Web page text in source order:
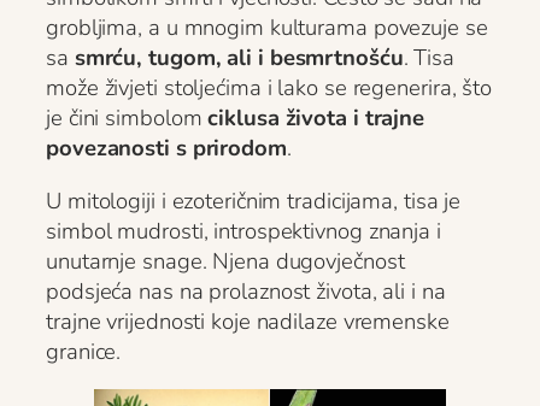
grobljima, a u mnogim kulturama povezuje se
sa smrću, tugom, ali i besmrtnošću. Tisa
može živjeti stoljećima i lako se regenerira, što
je čini simbolomciklusa života i trajne
povezanosti s prirodom.
U mitologiji i ezoteričnim tradicijama, tisa je
simbol mudrosti, introspektivnog znanja i
unutarnje snage. Njena dugovječnost
podsjeća nas na prolaznost života, ali i na
trajne vrijednosti koje nadilaze vremenske
granice.